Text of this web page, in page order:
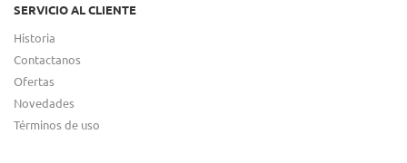
SERVICIO AL CLIENTE
Historia
Contactanos
Ofertas
Novedades
Términos de uso